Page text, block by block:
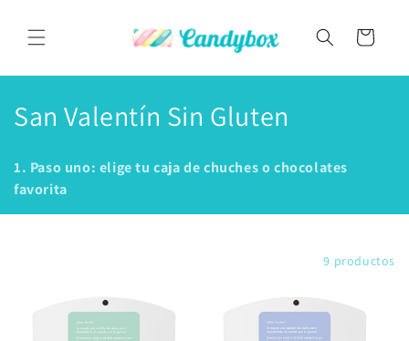
al contenido
Carrito
C
l
e
San Valentín Sin Gluten
1. Paso uno: elige tu caja de chuches o chocolates
favorita
9 productos